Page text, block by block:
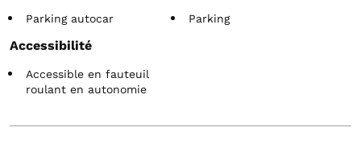
Parking autocar Parking
Accessibilité
Accessible en fauteuil
roulant en autonomie